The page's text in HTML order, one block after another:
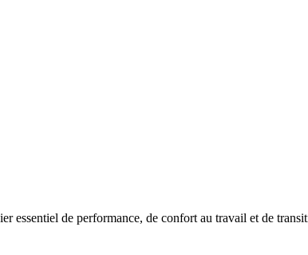
essentiel de performance, de confort au travail et de